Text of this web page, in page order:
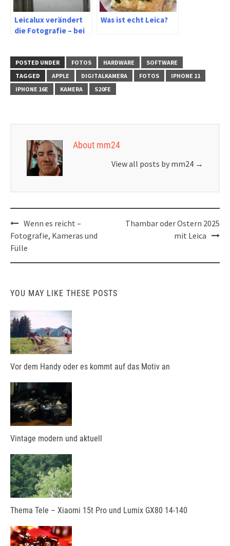
Leicalux verändert
die Fotografie – bei
Was ist echt Leica?
POSTED UNDER FOTOS HARDWARE
SOFTWARE
TAGGED
APPLE DIGITALKAMERA FOTOS
IPHONE 11
IPHONE 16E
KAMERA S20FE
About mm24
View all posts by mm24 →
Post
navigation
Wenn es reicht –
Fotografie, Kameras und
Fülle
Thambar oder Ostern 2025
mit Leica
YOU MAY LIKE THESE POSTS
Vor dem Handy oder es kommt auf das Motiv an
Vintage modern und aktuell
Thema Tele – Xiaomi 15t Pro und Lumix GX80 14-140